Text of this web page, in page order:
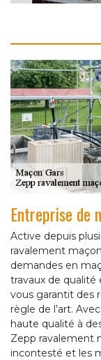
Entreprise de
Active depuis
ravalement
demandes en
travaux de qualité
vous garantit des
règle de l’art.
haute qualité à
Zepp ravalement
incontesté et les